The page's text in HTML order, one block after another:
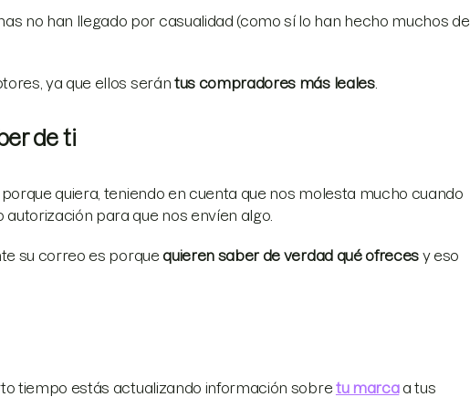
no han llegado por casualidad (como sí lo han hecho muchos de
ya que ellos serán tus compradores más leales.
de ti
quiera, teniendo en cuenta que nos molesta mucho cuando
para que nos envíen algo.
su correo es porque quieren saber de verdad qué ofreces y eso
tiempo estás actualizando información sobre tu marcaa tus